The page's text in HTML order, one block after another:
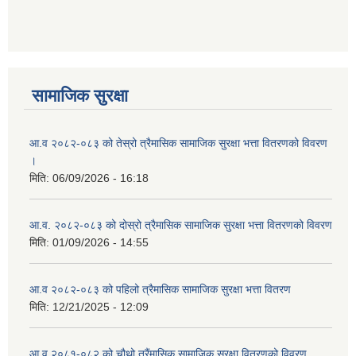
सामाजिक सुरक्षा
आ.व २०८२-०८३ को तेस्रो त्रैमासिक सामाजिक सुरक्षा भत्ता वितरणको विवरण
।
मिति: 06/09/2026 - 16:18
आ.व. २०८२-०८३ को दोस्रो त्रैमासिक सामाजिक सुरक्षा भत्ता वितरणको विवरण
मिति: 01/09/2026 - 14:55
आ.व २०८२-०८३ को पहिलो त्रैमासिक सामाजिक सुरक्षा भत्ता वितरण
मिति: 12/21/2025 - 12:09